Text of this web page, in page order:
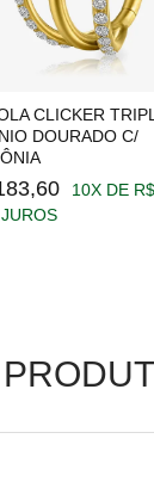
CLICKER
DOURADO C/
10X DE